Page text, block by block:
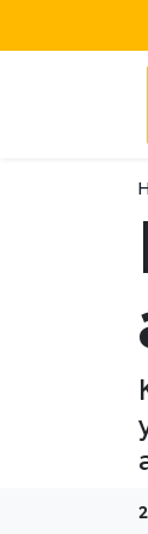
Süper
Tüm
Son
Haber